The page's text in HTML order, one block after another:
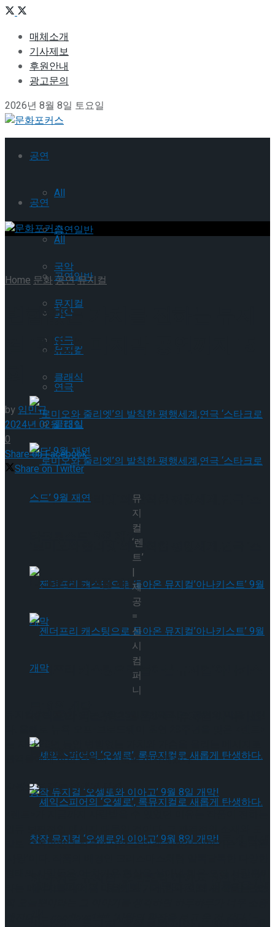
매체소개
기사제보
후원안내
광고문의
2026년 8월 8일 토요일
공연
All
공연일반
국악
뮤지컬
연극
클래식
‘로미오와 줄리엣’의 발칙한 평행세계,연극 ‘스
타크로스드’ 9월 재연
젠더프리 캐스팅으로 돌아온 뮤지컬’아나키스
셰익스피어의 ‘오셀로’, 록뮤지컬로 새롭게 탄생
공연
All
공연일반
국악
뮤지컬
연극
클래식
‘로미오와 줄리엣’의 발칙한 평행세계,연극 ‘스
타크로스드’ 9월 재연
트’ 9월 개막
Home문화공연뮤지컬
변함없는 가치를 전하는 뮤지
컬 ‘렌트’, 마지막 공연까지 15
by임민규
2024년 02월 13일
0
Share on Facebook
Share on Twitter
뮤
지
컬
‘렌
트’
|
제
공
=
신
시
컴
퍼
니
는 지난 28년 동안 변함없는 가치와 가슴을 울리는 메시지로
관객들에게 진한 감동과 여운을 선사해왔다.
사랑으로 재는 인생의 시간
발로 주목받았던 작품이지만 그 아래 감춰진 이야기는 결국은